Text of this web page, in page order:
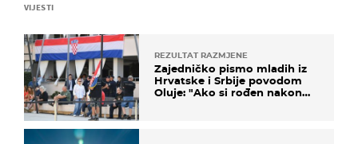
VIJESTI
REZULTAT RAZMJENE
Zajedničko pismo mladih iz
Hrvatske i Srbije povodom
Oluje: "Ako si rođen nakon